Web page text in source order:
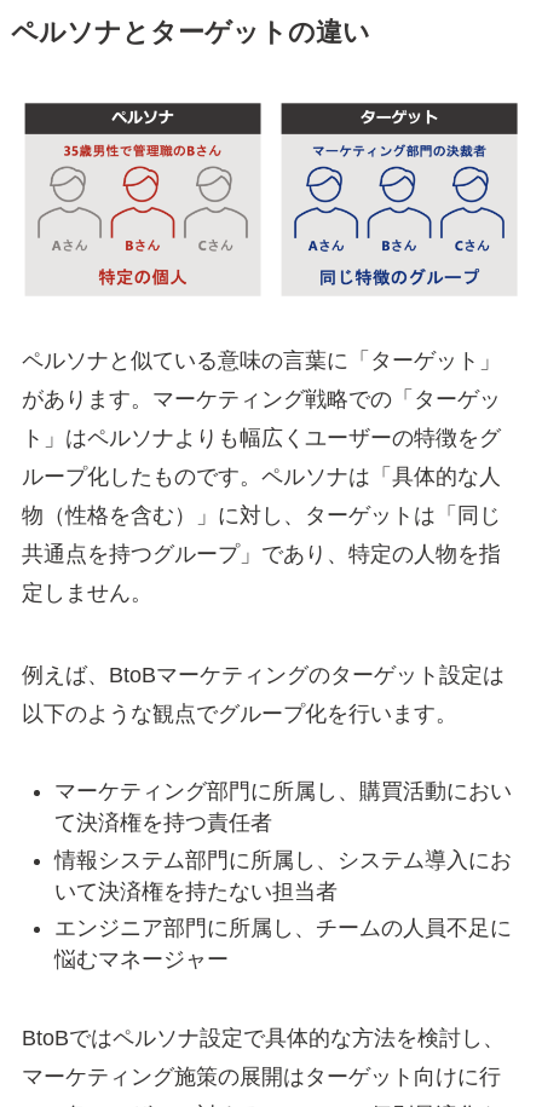
ペルソナとターゲットの違い
ペルソナと似ている意味の言葉に「ターゲット」
があります。マーケティング戦略での「ターゲッ
ト」はペルソナよりも幅広くユーザーの特徴をグ
ループ化したものです。ペルソナは「具体的な人
物（性格を含む）」に対し、ターゲットは「同じ
共通点を持つグループ」であり、特定の人物を指
定しません。
例えば、BtoBマーケティングのターゲット設定は
以下のような観点でグループ化を行います。
マーケティング部門に所属し、購買活動におい
て決済権を持つ責任者
情報システム部門に所属し、システム導入にお
いて決済権を持たない担当者
エンジニア部門に所属し、チームの人員不足に
悩むマネージャー
BtoBではペルソナ設定で具体的な方法を検討し、
マーケティング施策の展開はターゲット向けに行